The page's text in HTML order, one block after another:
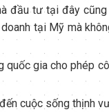
đầu tư tại đây
tại Mỹ mà
gia cho phép
cuộc sống thịnh